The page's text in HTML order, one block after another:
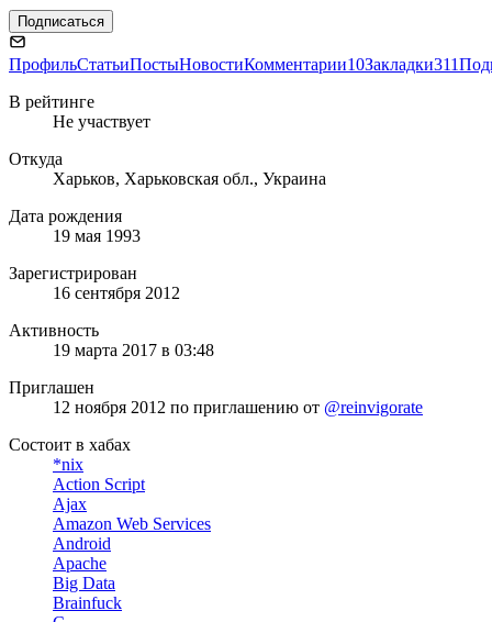
Подписаться
ПрофильСтатьиПостыНовостиКомментарии10Закладки311
В рейтинге
Не участвует
Откуда
Харьков, Харьковская обл., Украина
Дата рождения
19 мая 1993
Зарегистрирован
16 сентября 2012
Активность
19 марта 2017 в 03:48
Приглашен
12 ноября 2012 по приглашению от @reinvigorate
Состоит в хабах
*nix
Action Script
Ajax
Amazon Web Services
Android
Apache
Big Data
Brainfuck